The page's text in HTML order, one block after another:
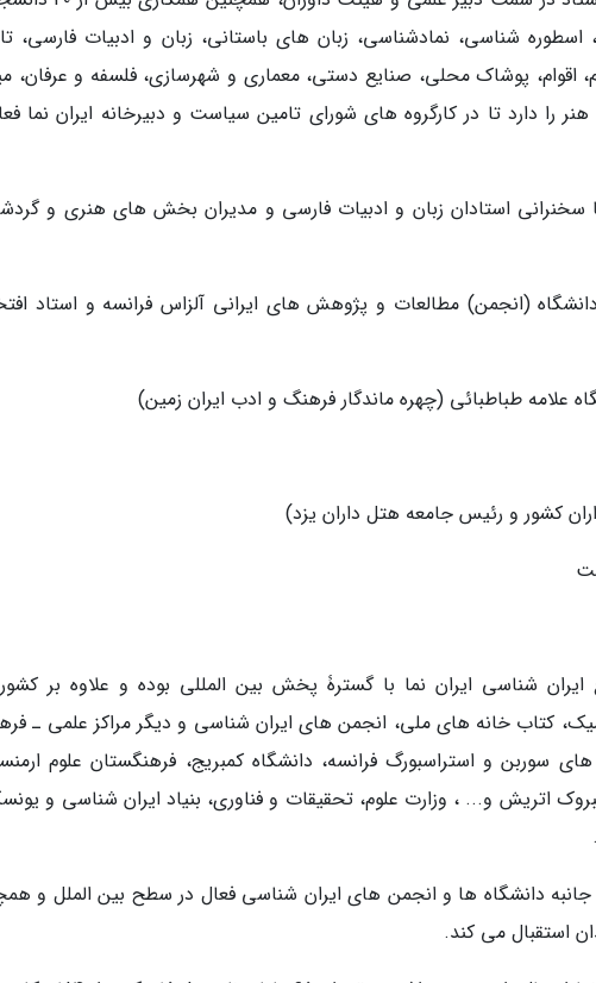
شناسی، نمادشناسی، زبان های باستانی، زبان و ادبیات فارسی،
اقوام، پوشاک محلی، صنایع دستی، معماری و شهرسازی، فلسفه و عرفان،
دارد تا در کارگروه های شورای تامین سیاست و دبیرخانه ایران نما
سخنرانی استادان زبان و ادبیات فارسی و مدیران بخش های هنری و
(انجمن) مطالعات و پژوهش های ایرانی آلزاس فرانسه و استاد
علامه طباطبائی (چهره ماندگار فرهنگ و ادب ایران زمین)
کشور و رئیس جامعه هتل داران یزد)
شناسی ایران نما با گسترۀ پخش بین المللی بوده و علاوه بر
کتاب خانه های ملی، انجمن های ایران شناسی و دیگر مراکز علمی ـ
سوربن و استراسبورگ فرانسه، دانشگاه کمبریج، فرهنگستان علوم
اتریش و... ، وزارت علوم، تحقیقات و فناوری، بنیاد ایران شناسی و
دانشگاه ها و انجمن های ایران شناسی فعال در سطح بین الملل و
استقبال می کند.